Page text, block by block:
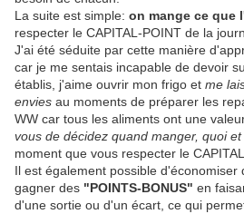
La suite est simple: on mange ce que
respecter le CAPITAL-POINT de la
J'ai été séduite par cette manière
car je me sentais incapable de devoir
établis, j'aime ouvrir mon frigo et me
envies au moments de préparer les
WW car tous les aliments ont une
vous de décidez quand manger, quoi
moment que vous respecter le
Il est également possible d'économiser
gagner des "POINTS-BONUS" en
d'une sortie ou d'un écart, ce qui